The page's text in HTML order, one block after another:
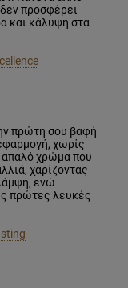
προσφέρει
και κάλυψη στα
πρώτη σου βαφή
χωρίς
απαλό χρώμα που
χαρίζοντας
ενώ
πρώτες λευκές